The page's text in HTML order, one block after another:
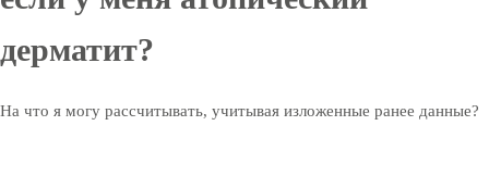
дерматит?
На что я могу рассчитывать, учитывая изложенные ранее данные?